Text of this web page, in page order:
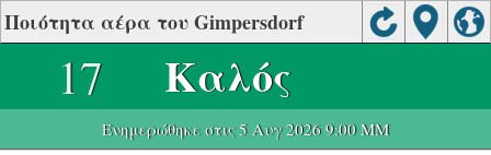
Ποιότητα αέρα του Gimpersdorf
17 Καλός
Ενημερώθηκε στις 5 Αυγ 2026 9:00 ΜΜ